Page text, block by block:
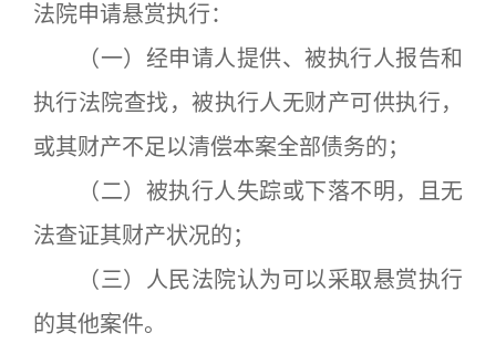
法院申请悬赏执行：
（一）经申请人提供、被执行人报告和
执行法院查找，被执行人无财产可供执行，
或其财产不足以清偿本案全部债务的；
（二）被执行人失踪或下落不明，且无
法查证其财产状况的；
（三）人民法院认为可以采取悬赏执行
的其他案件。